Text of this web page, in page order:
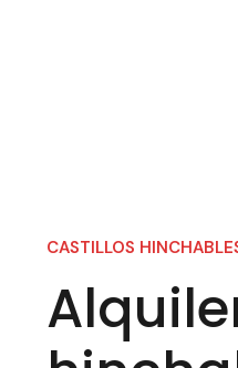
CASTILLOS